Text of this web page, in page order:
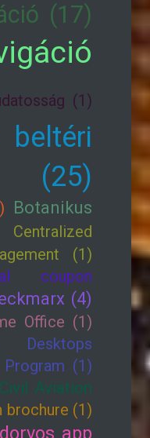
(17)
(1)
beltéri
(25)
Botanikus
Centralized
(1)
coupon
(4)
Office (1)
Program (1)
Civil Aviation
brochure (1)
app